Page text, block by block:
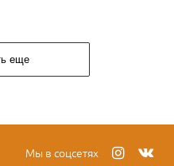
еще
Мы в соцсетях